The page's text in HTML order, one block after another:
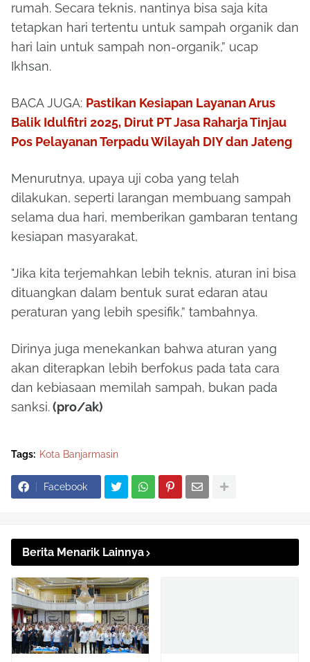
rumah. Secara teknis, nantinya bisa saja kita
tetapkan hari tertentu untuk sampah organik dan
hari lain untuk sampah non-organik,” ucap
Ikhsan.
BACA JUGA: Pastikan Kesiapan Layanan Arus
Balik Idulfitri 2025, Dirut PT Jasa Raharja Tinjau
Pos Pelayanan Terpadu Wilayah DIY dan Jateng
Menurutnya, upaya uji coba yang telah
dilakukan, seperti larangan membuang sampah
selama dua hari, memberikan gambaran tentang
kesiapan masyarakat,
"Jika kita terjemahkan lebih teknis, aturan ini bisa
dituangkan dalam bentuk surat edaran atau
peraturan yang lebih spesifik,” tambahnya.
Dirinya juga menekankan bahwa aturan yang
akan diterapkan lebih berfokus pada tata cara
dan kebiasaan memilah sampah, bukan pada
sanksi.(pro/ak)
Tags: Kota Banjarmasin
Facebook
Berita Menarik Lainnya